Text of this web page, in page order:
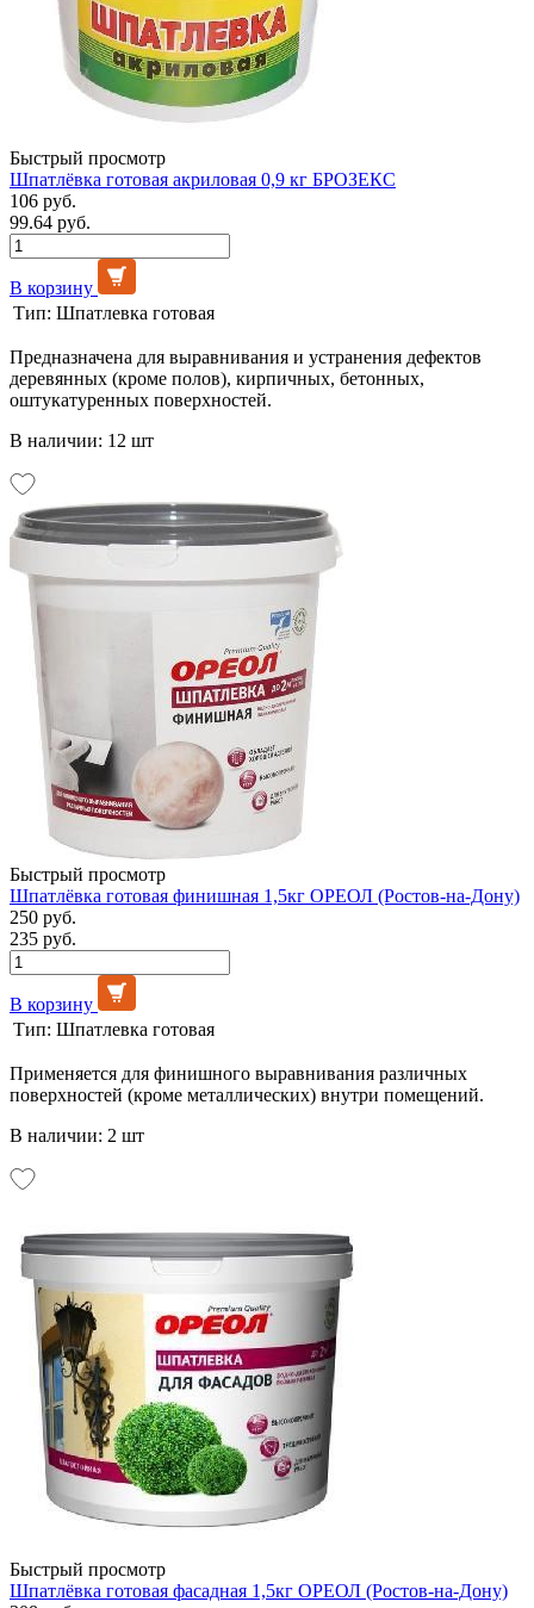
Быстрый просмотр
Шпатлёвка готовая акриловая 0,9 кг БРОЗЕКС
106 руб.
99.64 руб.
В корзину
Тип: Шпатлевка готовая
Предназначена для выравнивания и устранения дефектов
деревянных (кроме полов), кирпичных, бетонных,
оштукатуренных поверхностей.
В наличии: 12 шт
Быстрый просмотр
Шпатлёвка готовая финишная 1,5кг ОРЕОЛ (Ростов-на-Дону)
250 руб.
235 руб.
В корзину
Тип: Шпатлевка готовая
Применяется для финишного выравнивания различных
поверхностей (кроме металлических) внутри помещений.
В наличии: 2 шт
Быстрый просмотр
Шпатлёвка готовая фасадная 1,5кг ОРЕОЛ (Ростов-на-Дону)